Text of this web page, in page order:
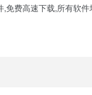
费高速下载,所有软